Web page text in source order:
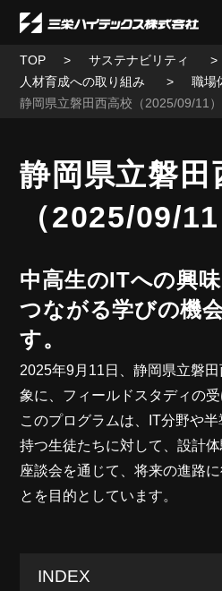
TOP
サステナビリティ
人材育成への取り組み
職場
静岡県立磐田西高校（2025/09/11）
静岡県立磐田
（2025/09/11
中高生のITへの興
つながる学びの機
す。
2025年9月11日、静岡県立磐
象に、フィールドスタディの受
このプログラムは、IT分野や
持つ生徒たちに対して、設計
座談会を通じて、将来の進路
とを目的としています。
INDEX